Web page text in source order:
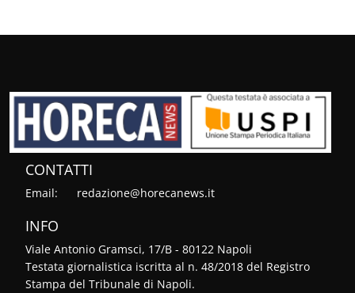
CONTATTI
Email: redazione@horecanews.it
INFO
Viale Antonio Gramsci, 17/B - 80122 Napoli
Testata giornalistica iscritta al n. 48/2018 del Registro
Stampa del Tribunale di Napoli.